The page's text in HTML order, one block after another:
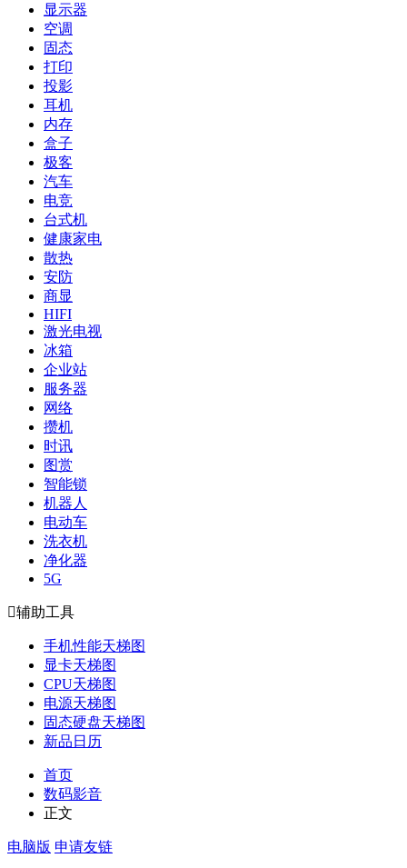
显示器
空调
固态
打印
投影
耳机
内存
盒子
极客
汽车
电竞
台式机
健康家电
散热
安防
商显
HIFI
激光电视
冰箱
企业站
服务器
网络
攒机
时讯
图赏
智能锁
机器人
电动车
洗衣机
净化器
5G
辅助工具
手机性能天梯图
显卡天梯图
CPU天梯图
电源天梯图
固态硬盘天梯图
新品日历
首页
数码影音
正文
电脑版 申请友链